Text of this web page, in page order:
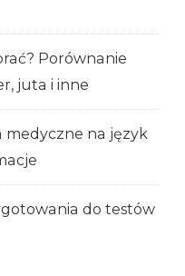
Porównanie
juta i inne
medyczne na język
do testów